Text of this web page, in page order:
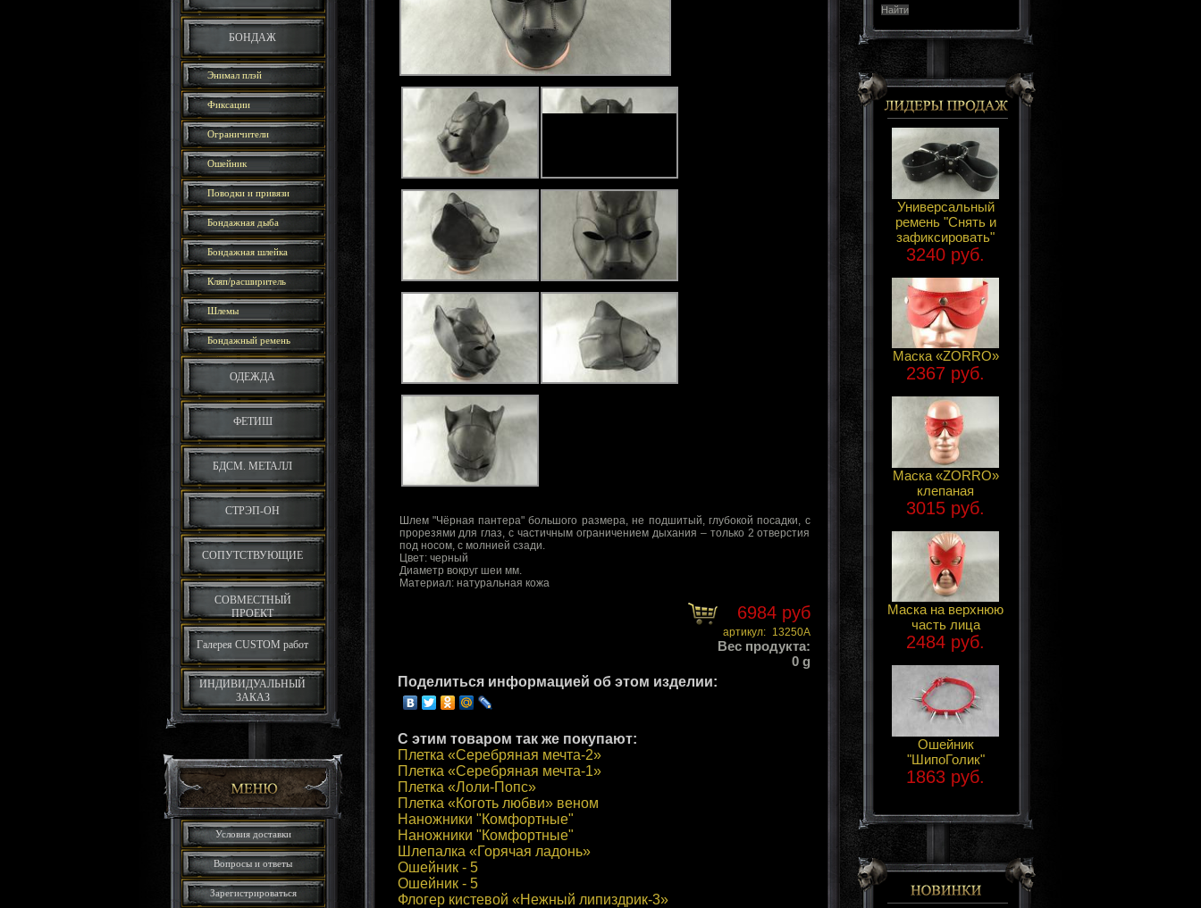
БОНДАЖ
Энимал плэй
Фиксации
Ограничители
Ошейник
Поводки и привязи
Бондажная дыба
Бондажная шлейка
Кляп/расширитель
Шлемы
Бондажный ремень
ОДЕЖДА
ФЕТИШ
БДСМ. МЕТАЛЛ
СТРЭП-ОН
СОПУТСТВУЮЩИЕ
СОВМЕСТНЫЙ
ПРОЕКТ
Галерея CUSTOM работ
ИНДИВИДУАЛЬНЫЙ
ЗАКАЗ
Условия доставки
Вопросы и ответы
Зарегистрироваться
Шлем "Чёрная пантера" большого размера, не подшитый, глубокой посадки, с
прорезями для глаз, с частичным ограничением дыхания – только 2 отверстия
под носом, с молнией сзади.
Цвет: черный
Диаметр вокруг шеи мм.
Материал: натуральная кожа
6984 руб
артикул: 13250A
Вес продукта:
0 g
Поделиться информацией об этом изделии:
С этим товаром так же покупают:
Плетка «Серебряная мечта-2»
Плетка «Серебряная мечта-1»
Плетка «Лоли-Попс»
Плетка «Коготь любви» веном
Наножники "Комфортные"
Наножники "Комфортные"
Шлепалка «Горячая ладонь»
Ошейник - 5
Ошейник - 5
Флогер кистевой «Нежный липиздрик-3»
Универсальный
ремень "Снять и
зафиксировать"
3240 руб.
Маска «ZORRO»
2367 руб.
Маска «ZORRO»
клепаная
3015 руб.
Маска на верхнюю
часть лица
2484 руб.
Ошейник
"ШипоГолик"
1863 руб.